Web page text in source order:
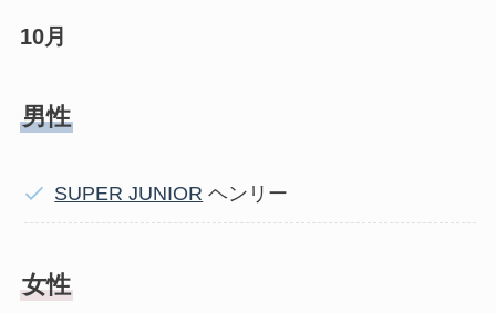
10月
男性
SUPER JUNIOR ヘンリー
女性